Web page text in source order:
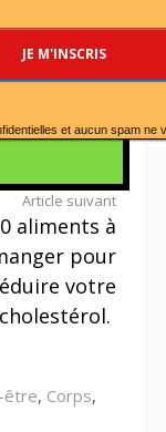
et aucun spam ne
Article suivant
aliments à
pour
votre
cholestérol.
être, Corps,